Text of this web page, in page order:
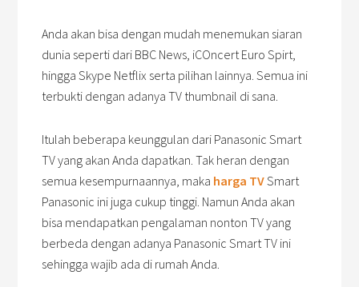
Anda akan bisa dengan mudah menemukan siaran
dunia seperti dari BBC News, iCOncert Euro Spirt,
hingga Skype Netflix serta pilihan lainnya. Semua ini
terbukti dengan adanya TV thumbnail di sana.
Itulah beberapa keunggulan dari Panasonic Smart
TV yang akan Anda dapatkan. Tak heran dengan
semua kesempurnaannya, maka harga TVSmart
Panasonic ini juga cukup tinggi. Namun Anda akan
bisa mendapatkan pengalaman nonton TV yang
berbeda dengan adanya Panasonic Smart TV ini
sehingga wajib ada di rumah Anda.